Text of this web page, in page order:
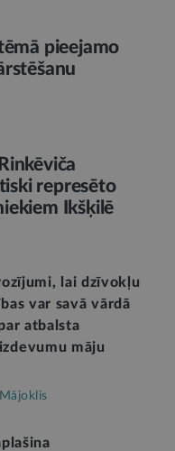
pieejamo
represēto
Ikšķilē
lai dzīvokļu
var savā vārdā
atbalsta
māju
Mājoklis